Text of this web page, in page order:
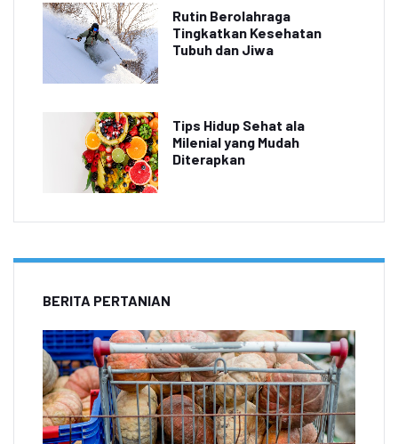
Rutin Berolahraga
Tingkatkan Kesehatan
Tubuh dan Jiwa
Tips Hidup Sehat ala
Milenial yang Mudah
Diterapkan
BERITA PERTANIAN